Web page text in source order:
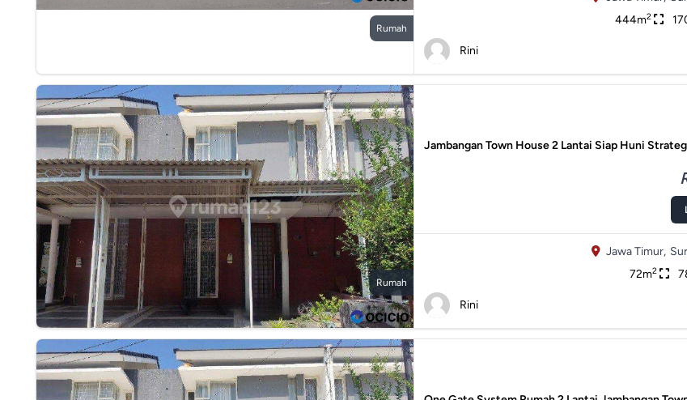
Rumah
444m2
Rini
Rumah
Jambangan Town House 2 Lantai Siap Huni
Jawa Timur,
72m2
Rini